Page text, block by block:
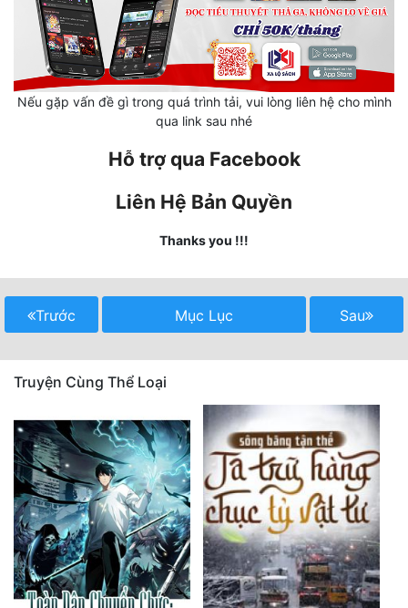
Nữ Cường
Nữ Phụ
Phong Thủy - Tâm Linh
Sắc
Sủng
Thanh Xuân
Tiểu Thuyết
Trinh Thám
Triều Đấu
Trùng Sinh
Trọng Sinh
Nếu gặp vấn đề gì trong quá trình tải, vui lòng liên hệ cho mình
qua link sau nhé
Hỗ trợ qua Facebook
Liên Hệ Bản Quyền
Thanks you !!!
Trước Mục Lục Sau
Truyện Cùng Thể Loại